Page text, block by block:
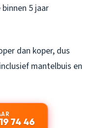
5 jaar
dan koper, dus
mantelbuis en
74 46